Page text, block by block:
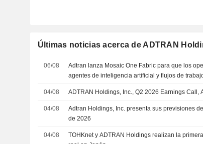
Últimas noticias acerca de ADTRAN
06/08
Adtran lanza Mosaic One Fabric para que los
agentes de inteligencia artificial y flujos de
04/08 ADTRAN Holdings, Inc., Q2 2026 Earnings Call,
04/08
Adtran Holdings, Inc. presenta sus previsiones
de 2026
04/08
TOHKnet y ADTRAN Holdings realizan la